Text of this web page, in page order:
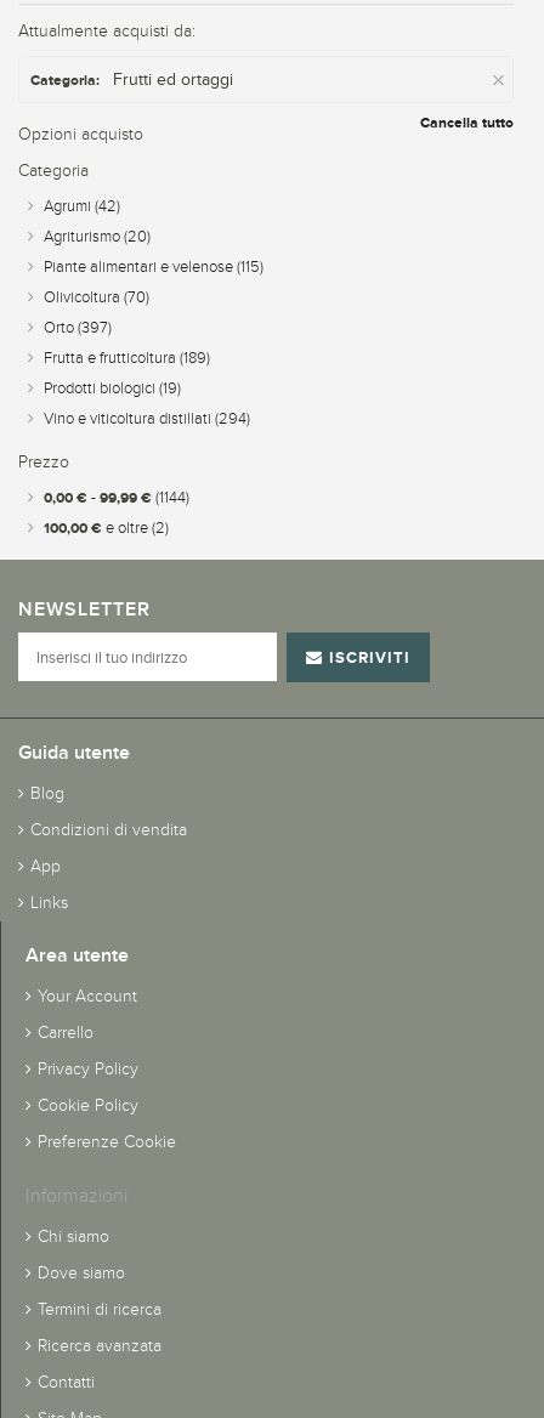
Attualmente acquisti da:
Categoria: Frutti ed ortaggi
Cancella tutto
Opzioni acquisto
Categoria
Agrumi (42)
Agriturismo (20)
Piante alimentari e velenose (115)
Olivicoltura (70)
Orto (397)
Frutta e frutticoltura (189)
Prodotti biologici (19)
Vino e viticoltura distillati (294)
Prezzo
0,00 € - 99,99 € (1144)
100,00 € e oltre (2)
NEWSLETTER
ISCRIVITI
Guida utente
Blog
Condizioni di vendita
App
Links
Area utente
Your Account
Carrello
Privacy Policy
Cookie Policy
Preferenze Cookie
Informazioni
Chi siamo
Dove siamo
Termini di ricerca
Ricerca avanzata
Contatti